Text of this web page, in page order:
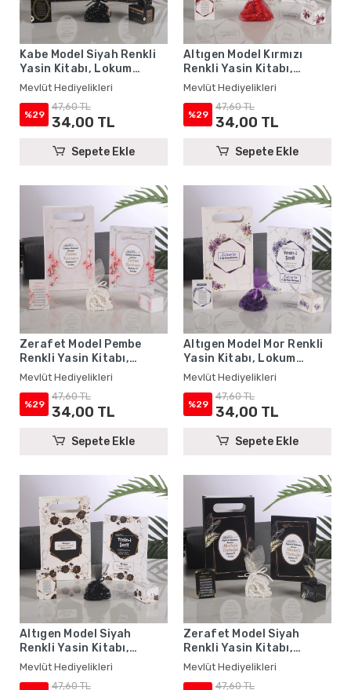
Kabe Model Siyah Renkli
Yasin Kitabı, Lokum
Kutusu, Magnet, Karton
Çanta ve Tesbih - Mevlüt
Hediyelikleri
Mevlüt Hediyelikleri
%29
47,60 TL
34,00 TL
Sepete Ekle
Altıgen Model Kırmızı
Renkli Yasin Kitabı,
Lokum Kutusu, Magnet,
Karton Çanta ve Tesbih -
Mevlüt Hediyelikleri
Mevlüt Hediyelikleri
%29
47,60 TL
34,00 TL
Sepete Ekle
Zerafet Model Pembe
Renkli Yasin Kitabı,
Lokum Kutusu, Magnet,
Karton Çanta ve Tesbih -
Mevlüt Hediyelikleri
Mevlüt Hediyelikleri
%29
47,60 TL
34,00 TL
Sepete Ekle
Altıgen Model Mor Renkli
Yasin Kitabı, Lokum
Kutusu, Magnet, Karton
Çanta ve Tesbih - Mevlüt
Hediyelikleri
Mevlüt Hediyelikleri
%29
47,60 TL
34,00 TL
Sepete Ekle
Altıgen Model Siyah
Renkli Yasin Kitabı,
Lokum Kutusu, Magnet,
Karton Çanta ve Tesbih -
Mevlüt Hediyelikleri
47,60 TL
Zerafet Model Siyah
Renkli Yasin Kitabı,
Lokum Kutusu, Magnet,
Karton Çanta ve Tesbih -
Mevlüt Hediyelikleri
47,60 TL